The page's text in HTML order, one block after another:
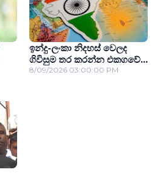
ඉන්දු-ලංකා නිදහස් වෙලද
ගිවිසුම තර කරන්න එකගවේ...
8/09/2026 03:00:00 PM